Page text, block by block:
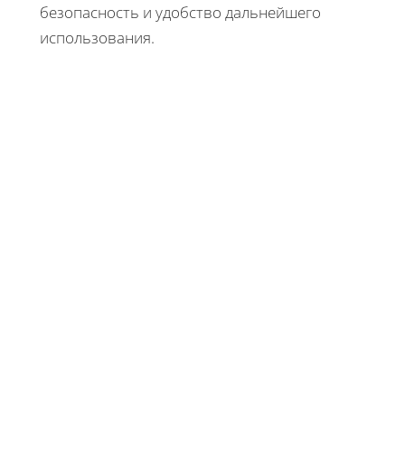
безопасность и удобство дальнейшего
использования.